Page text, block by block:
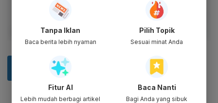
Tanpa Iklan
Baca berita lebih nyaman
Pilih Topik
Sesuai minat Anda
Fitur AI
Lebih mudah berbagi artikel
Baca Nanti
Bagi Anda yang sibuk